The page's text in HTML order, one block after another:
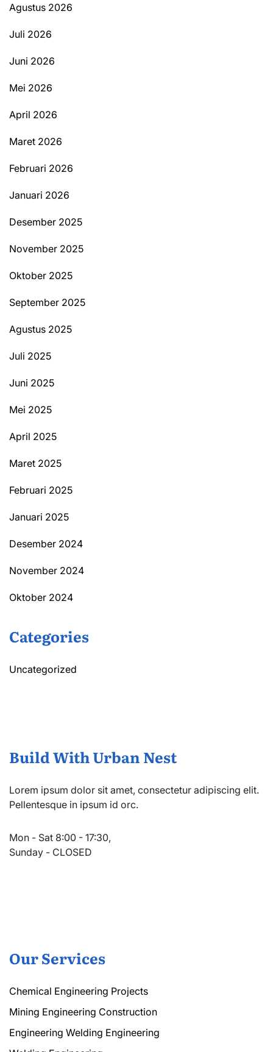
Agustus 2026
Juli 2026
Juni 2026
Mei 2026
April 2026
Maret 2026
Februari 2026
Januari 2026
Desember 2025
November 2025
Oktober 2025
September 2025
Agustus 2025
Juli 2025
Juni 2025
Mei 2025
April 2025
Maret 2025
Februari 2025
Januari 2025
Desember 2024
November 2024
Oktober 2024
Categories
Uncategorized
Build With Urban Nest
Lorem ipsum dolor sit amet, consectetur adipiscing elit.
Pellentesque in ipsum id orc.
Mon - Sat 8:00 - 17:30,
Sunday - CLOSED
Our Services
Chemical Engineering Projects
Mining Engineering Construction
Engineering Welding Engineering